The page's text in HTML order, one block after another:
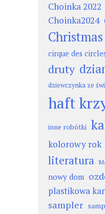
Choinka 2022
Choinka2024
Christmas
cirque des
druty
dziewczynka ze
haft
inne robótki
kolorowy rok
literatura
nowy dom
plastikowa
sampler